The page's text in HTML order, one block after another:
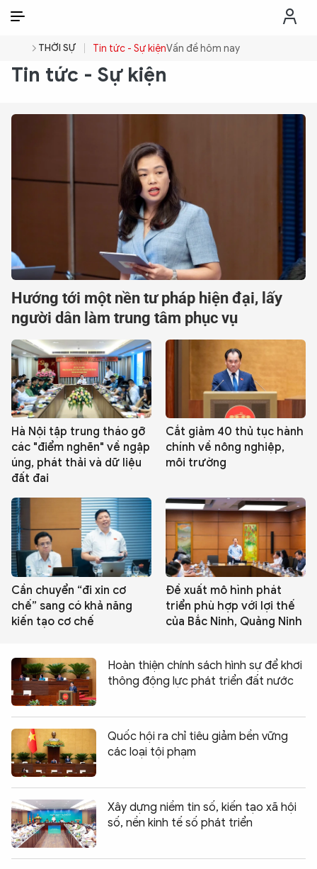
THỜI SỰ
CHỐNG DIỄN BIẾN HÒA BÌNH
CÔNG AN TRONG LÒNG DÂN
CÔNG NGHỆ
VĂN HÓA - THỂ THAO
ĐA PHƯƠNG TIỆN
Ảnh
Infographic
Chuyên trangAn ninh thế giớiVăn nghệ Công an
Chuyên đề
THỜI SỰ Tin tức - Sự kiệnVấn đề hôm nay
Tin tức - Sự kiện
Hướng tới một nền tư pháp hiện đại, lấy
người dân làm trung tâm phục vụ
Hà Nội tập trung tháo gỡ
các "điểm nghẽn" về ngập
úng, phát thải và dữ liệu
đất đai
Cắt giảm 40 thủ tục hành
chính về nông nghiệp,
môi trường
Cần chuyển “đi xin cơ
chế” sang có khả năng
kiến tạo cơ chế
Đề xuất mô hình phát
triển phù hợp với lợi thế
của Bắc Ninh, Quảng Ninh
Hoàn thiện chính sách hình sự để khơi
thông động lực phát triển đất nước
Quốc hội ra chỉ tiêu giảm bền vững
các loại tội phạm
Xây dựng niềm tin số, kiến tạo xã hội
số, nền kinh tế số phát triển